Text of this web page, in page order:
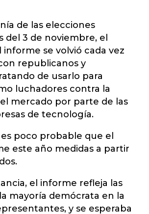
de las elecciones
del 3 de noviembre, el
se volvió cada vez
republicanos y
de usarlo para
luchadores contra la
mercado por parte de las
de tecnología.
poco probable que el
este año medidas a partir
el informe refleja las
mayoría demócrata en la
y se esperaba